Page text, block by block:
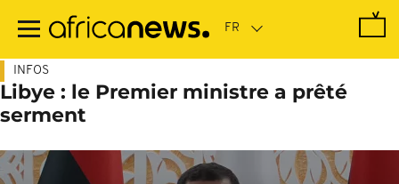
contenu
INFOS
Libye : le Premier ministre a prêté
serment